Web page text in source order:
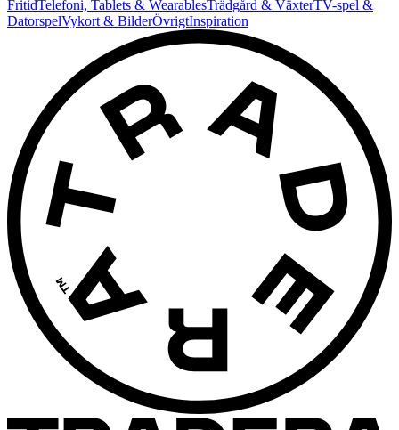
FritidTelefoni, Tablets & WearablesTrädgård & VäxterTV-spel &
DatorspelVykort & BilderÖvrigtInspiration